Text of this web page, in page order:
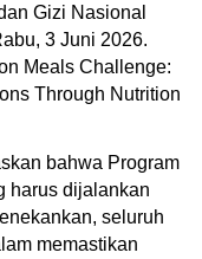
Gizi Nasional
3 Juni 2026.
Meals Challenge:
Through Nutrition
bahwa Program
harus dijalankan
seluruh
memastikan